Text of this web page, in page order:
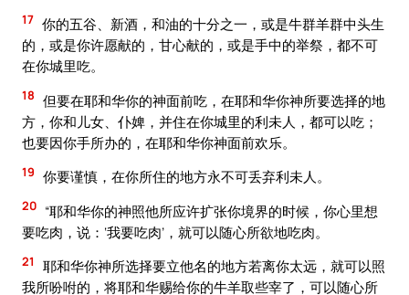
17 你的五谷、新酒，和油的十分之一，或是牛群羊群中头生
的，或是你许愿献的，甘心献的，或是手中的举祭，都不可
在你城里吃。
18 但要在耶和华你的神面前吃，在耶和华你神所要选择的地
方，你和儿女、仆婢，并住在你城里的利未人，都可以吃；
也要因你手所办的，在耶和华你神面前欢乐。
19 你要谨慎，在你所住的地方永不可丢弃利未人。
20 “耶和华你的神照他所应许扩张你境界的时候，你心里想
要吃肉，说：‘我要吃肉’，就可以随心所欲地吃肉。
21
耶和华你神所选择要立他名的地方若离你太远，就可以照
我所吩咐的，将耶和华赐给你的牛羊取些宰了，可以随心所